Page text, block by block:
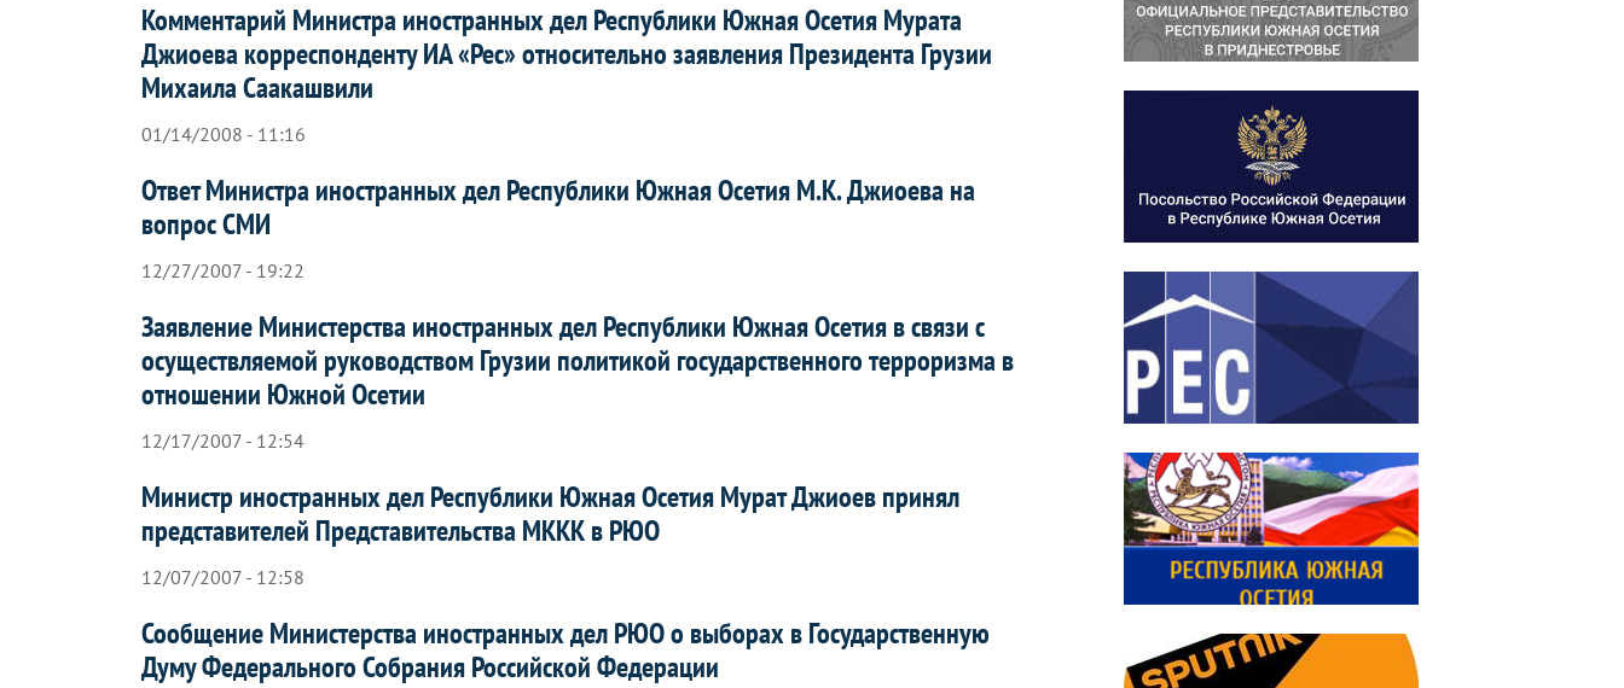
Комментарий Министра иностранных дел Республики Южная Осетия Мурата
Джиоева корреспонденту ИА «Рес» относительно заявления Президента Грузии
Михаила Саакашвили
01/14/2008 - 11:16
Ответ Министра иностранных дел Республики Южная Осетия М.К. Джиоева на
вопрос СМИ
12/27/2007 - 19:22
Заявление Министерства иностранных дел Республики Южная Осетия в связи с
осуществляемой руководством Грузии политикой государственного терроризма в
отношении Южной Осетии
12/17/2007 - 12:54
Министр иностранных дел Республики Южная Осетия Мурат Джиоев принял
представителей Представительства МККК в РЮО
12/07/2007 - 12:58
Сообщение Министерства иностранных дел РЮО о выборах в Государственную
Думу Федерального Собрания Российской Федерации